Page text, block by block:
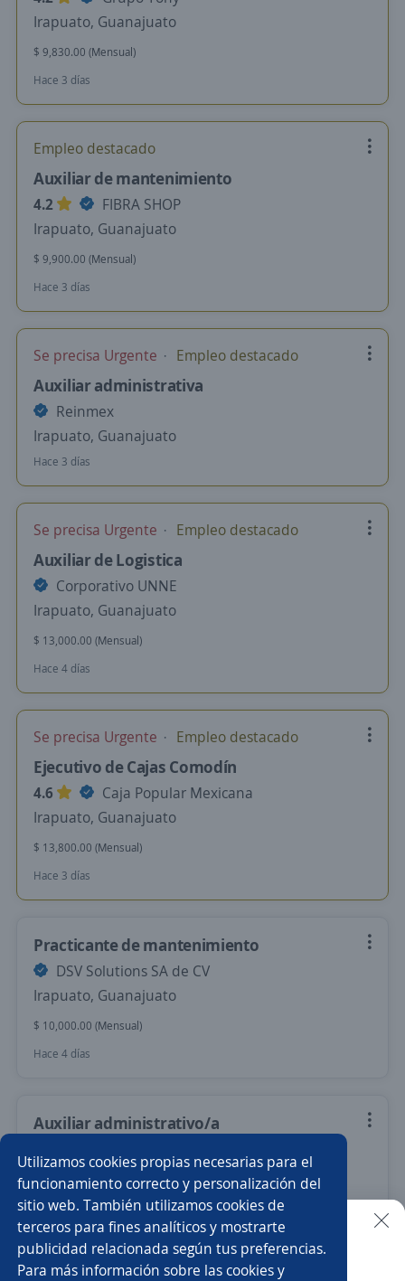
Utilizamos cookies propias necesarias para el
funcionamiento correcto y personalización del
sitio web. También utilizamos cookies de
terceros para fines analíticos y mostrarte
publicidad relacionada según tus preferencias.
Para más información sobre las cookies y
Irapuato, Guanajuato
$ 9,830.00 (Mensual)
Hace 3 días
Empleo destacado
Auxiliar de mantenimiento
4.2
FIBRA SHOP
Irapuato, Guanajuato
$ 9,900.00 (Mensual)
Hace 3 días
Se precisa Urgente Empleo destacado
Auxiliar administrativa
Reinmex
Irapuato, Guanajuato
Hace 3 días
Se precisa Urgente Empleo destacado
Auxiliar de Logistica
Corporativo UNNE
Irapuato, Guanajuato
$ 13,000.00 (Mensual)
Hace 4 días
Se precisa Urgente Empleo destacado
Ejecutivo de Cajas Comodín
4.6
Caja Popular Mexicana
Irapuato, Guanajuato
$ 13,800.00 (Mensual)
Hace 3 días
Practicante de mantenimiento
DSV Solutions SA de CV
Irapuato, Guanajuato
$ 10,000.00 (Mensual)
Hace 4 días
Auxiliar administrativo/a
Irapuato, Guanajuato
$ 9,800.00 (Mensual)
Hace 4 días
Buscar es más fácil en la app